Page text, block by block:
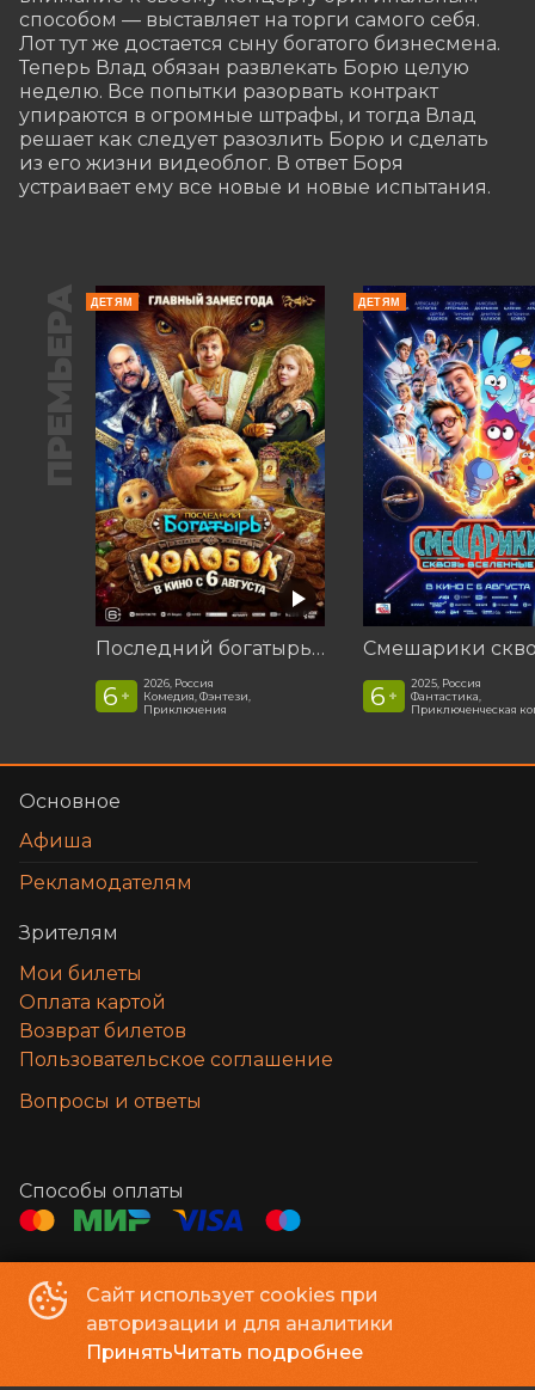
способом — выставляет на торги самого себя.
Лот тут же достается сыну богатого бизнесмена.
Теперь Влад обязан развлекать Борю целую
неделю. Все попытки разорвать контракт
упираются в огромные штрафы, и тогда Влад
решает как следует разозлить Борю и сделать
из его жизни видеоблог. В ответ Боря
устраивает ему все новые и новые испытания.
ПРЕМЬЕРА ДЕТЯМ
Последний богатырь. Колобок
6 +
2026, Россия
Комедия, Фэнтези,
Приключения
ДЕТЯМ
6 +
2025, Россия
Фантастика,
Приключенческая
Сайт использует cookies при
авторизации и для аналитики
ПринятьЧитать подробнее
Основное
Афиша
Рекламодателям
Зрителям
Мои билеты
Оплата картой
Возврат билетов
Пользовательское соглашение
Вопросы и ответы
Способы оплаты
Контакты
Администратор, касса
+7 932 324-09-00
adm@lazercinema.ru